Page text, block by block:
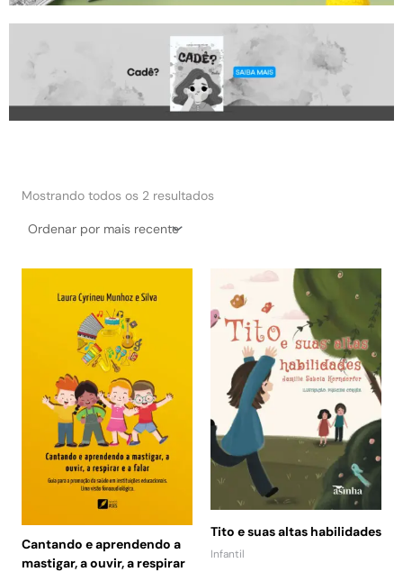
Mostrando todos os 2 resultadospor
Cantando e aprendendo a
mastigar, a ouvir, a respirar
Tito e suas altas habilidades
Infantil